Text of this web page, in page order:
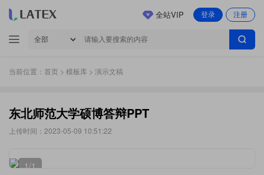
登录 注册
全站VIP
当前位置： 首页 > 模板库 > 演示文稿
东北师范大学硕博答辩PPT
上传时间：2023-05-09 10:51:22
1/1